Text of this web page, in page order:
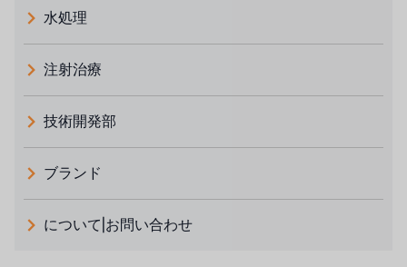
水処理
注射治療
技術開発部
ブランド
義大利 ATLAS
について|お問い合わせ